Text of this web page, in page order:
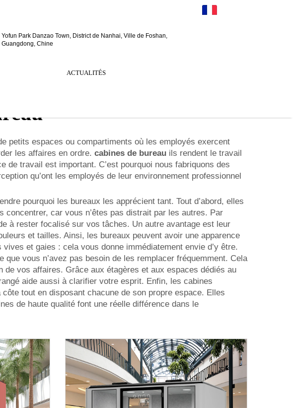
Yofun Park Danzao Town, District de Nanhai, Ville de Foshan,
Guangdong, Chine
ACTUALITÉS
petits espaces ou compartiments où les employés exercent
les affaires en ordre. cabines de bureau ils rendent le travail
de travail est important. C’est pourquoi nous fabriquons des
qu’ont les employés de leur environnement professionnel
pourquoi les bureaux les apprécient tant. Tout d’abord, elles
car vous n’êtes pas distrait par les autres. Par
à rester focalisé sur vos tâches. Un autre avantage est leur
et tailles. Ainsi, les bureaux peuvent avoir une apparence
et gaies : cela vous donne immédiatement envie d’y être.
vous n’avez pas besoin de les remplacer fréquemment. Cela
de vos affaires. Grâce aux étagères et aux espaces dédiés au
aide aussi à clarifier votre esprit. Enfin, les cabines
tout en disposant chacune de son propre espace. Elles
de haute qualité font une réelle différence dans le